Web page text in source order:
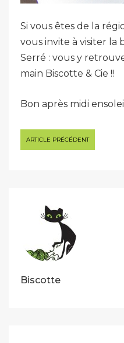
Si vous êtes de la
vous invite à visiter
Serré : vous y
main Biscotte & Cie !!
Bon après midi
Navigation
de
ARTICLE PRÉCÉDENT
Biscotte